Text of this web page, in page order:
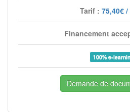
Tarif : 75,40€
Financement
100% e-
Demande de